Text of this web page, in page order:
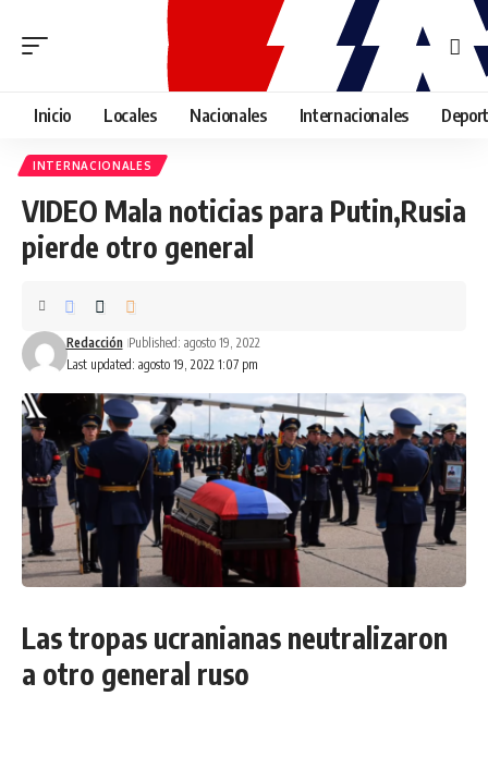
Inicio Locales Nacionales Internacionales
INTERNACIONALES
VIDEO Mala noticias para Putin,Rusia
pierde otro general
Last updated: agosto 19, 2022 1:07 pm
Redacción Published: agosto 19, 2022
Las tropas ucranianas neutralizaron
a otro general ruso